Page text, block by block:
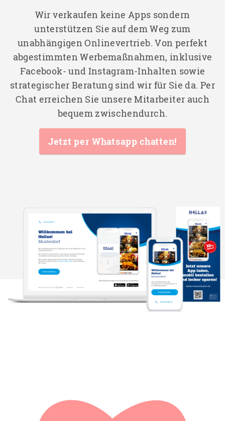
Wir verkaufen keine Apps sondern
unterstützen Sie auf dem Weg zum
unabhängigen Onlinevertrieb. Von perfekt
abgestimmten Werbemaßnahmen, inklusive
Facebook- und Instagram-Inhalten sowie
strategischer Beratung sind wir für Sie da. Per
Chat erreichen Sie unsere Mitarbeiter auch
bequem zwischendurch.
Jetzt per Whatsapp chatten!